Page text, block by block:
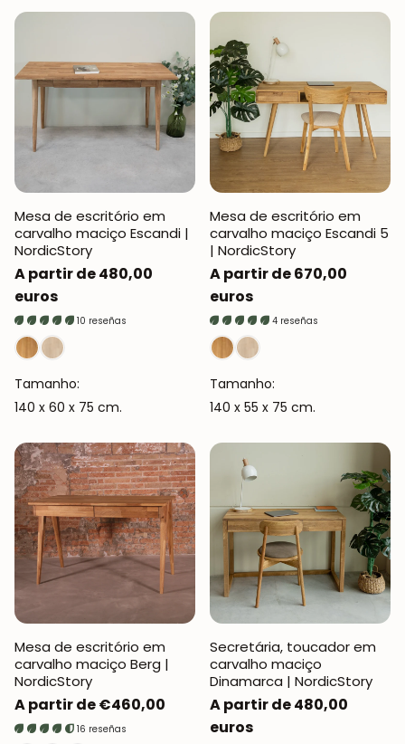
Mesa de escritório em
carvalho maciço Escandi |
NordicStory
Preço
normal
A partir de 480,00
euros
10 reseñas
Tamanho:
140 x 60 x 75 cm.
Mesa de escritório em
carvalho maciço Escandi 5
| NordicStory
Preço
normal
A partir de 670,00
euros
4 reseñas
Tamanho:
140 x 55 x 75 cm.
Mesa de escritório em
carvalho maciço Berg |
NordicStory
Preço
normal
A partir de €460,00
16 reseñas
Secretária, toucador em
carvalho maciço
Dinamarca | NordicStory
Preço
normal
A partir de 480,00
euros